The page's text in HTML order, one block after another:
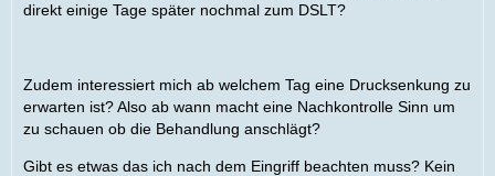
direkt einige Tage später nochmal zum DSLT?
Zudem interessiert mich ab welchem Tag eine Drucksenkung zu
erwarten ist? Also ab wann macht eine Nachkontrolle Sinn um
zu schauen ob die Behandlung anschlägt?
Gibt es etwas das ich nach dem Eingriff beachten muss? Kein